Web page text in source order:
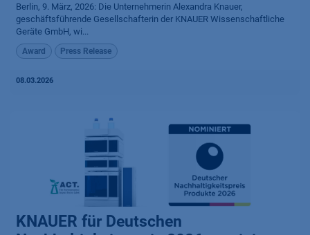
Berlin, 9. März, 2026: Die Unternehmerin Alexandra Knauer,
geschäftsführende Gesellschafterin der KNAUER Wissenschaftliche
Geräte GmbH, wi...
Award Press Release
08.03.2026
KNAUER für Deutschen